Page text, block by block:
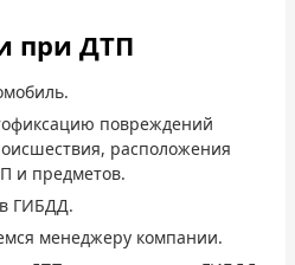
при ДТП
повреждений
расположения
и предметов.
ГИБДД.
менеджеру компании.